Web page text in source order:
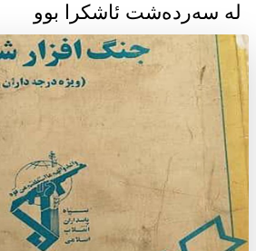
لە سەردەشت ئاشکرا بوو